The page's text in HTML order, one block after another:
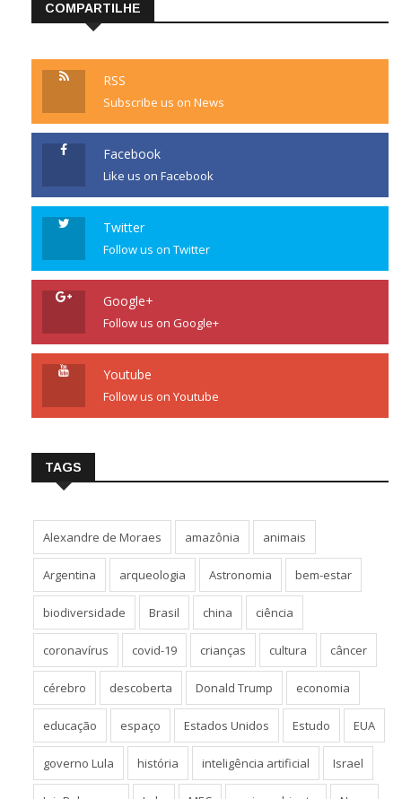
COMPARTILHE
RSS
Subscribe us on News
Facebook
Like us on Facebook
Twitter
Follow us on Twitter
Google+
Follow us on Google+
Youtube
Follow us on Youtube
TAGS
Alexandre de Moraes amazônia animais
Argentina arqueologia Astronomia bem-estar
biodiversidade Brasil china ciência
coronavírus covid-19 crianças cultura câncer
cérebro descoberta Donald Trump economia
educação espaço Estados Unidos Estudo EUA
governo Lula história inteligência artificial Israel